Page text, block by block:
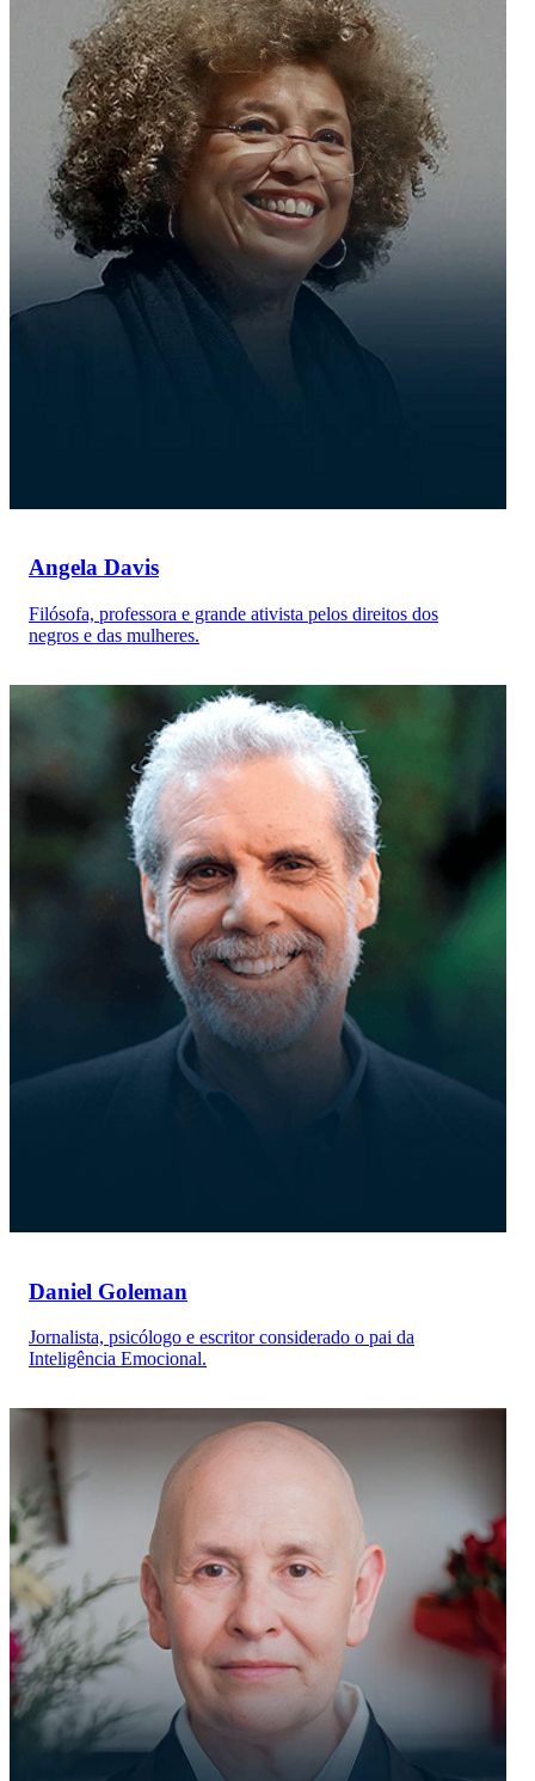
Angela Davis
Filósofa, professora e grande ativista pelos direitos dos
negros e das mulheres.
Daniel Goleman
Jornalista, psicólogo e escritor considerado o pai da
Inteligência Emocional.